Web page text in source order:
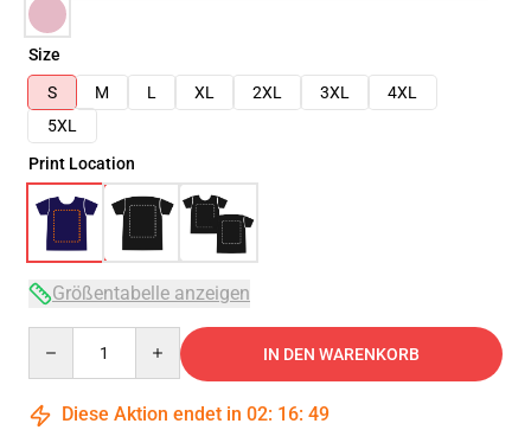
Size
S
M L XL 2XL 3XL
4XL
5XL
Print Location
Größentabelle anzeigen
IN DEN WARENKORB
Diese Aktion endet in 02: 16: 49